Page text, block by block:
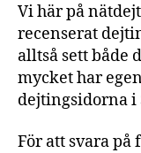
Vi här på
recenserat
alltså sett både
mycket har
dejtingsidorna i
För att svara